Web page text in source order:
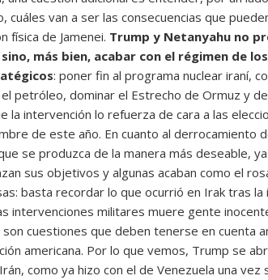
cuáles van a ser las consecuencias que
física de Jamenei. Trump y Netanyahu no
más bien, acabar con el régimen de
: poner fin al programa nuclear iraní,
petróleo, dominar el Estrecho de Ormuz y
la intervención lo refuerza de cara a las
de este año. En cuanto al derrocamiento
se produzca de la manera más deseable,
sus objetivos y algunas acaban como el
basta recordar lo que ocurrió en Irak tras la
intervenciones militares muere gente
cuestiones que deben tenerse en cuenta
americana. Por lo que vemos, Trump se
como ya hizo con el de Venezuela una vez